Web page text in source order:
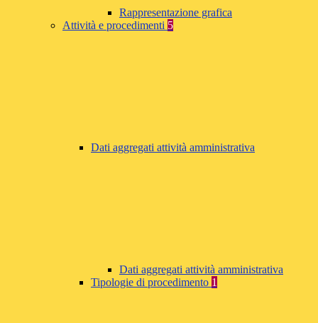
Rappresentazione grafica
Attività e procedimenti 5
Dati aggregati attività amministrativa
Dati aggregati attività amministrativa
Tipologie di procedimento 1